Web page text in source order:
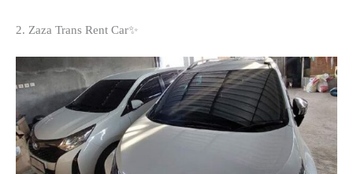
2. Zaza Trans Rent Car✨